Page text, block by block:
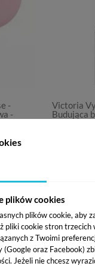
plików cookies
plików cookie, aby
cookie stron trzecich
z Twoimi
(Google oraz Facebook)
Jeżeli nie chcesz
-
-
Victoria
Budująca
oraz do
jej